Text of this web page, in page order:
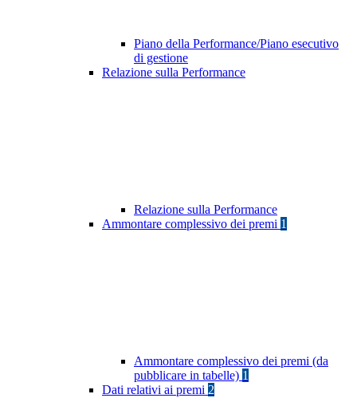
Piano della Performance/Piano esecutivo
di gestione
Relazione sulla Performance
Relazione sulla Performance
Ammontare complessivo dei premi 1
Ammontare complessivo dei premi (da
pubblicare in tabelle) 1
Dati relativi ai premi 2